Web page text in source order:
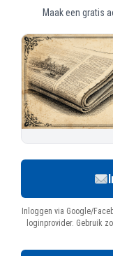
Maak een gratis
Inloggen via Google/
loginprovider. Gebruik